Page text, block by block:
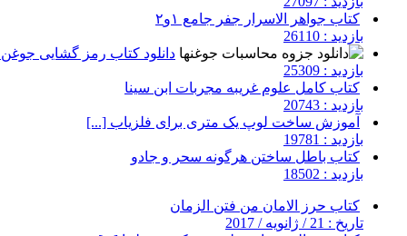
کتاب جواهر الاسرار جفر جامع ۱و۲
بازدید : 26110
دانلود کتاب رمز گشایی
بازدید : 25309
کتاب کامل علوم غریبه مجربات ابن سینا
بازدید : 20743
آموزش ساخت لوپ یک متری برای فلزیاب [...]
بازدید : 19781
کتاب باطل ساختن هرگونه سحر و جادو
بازدید : 18502
کتاب حرز الامان من فتن الزمان
تاریخ : 21 / ژانویه / 2017